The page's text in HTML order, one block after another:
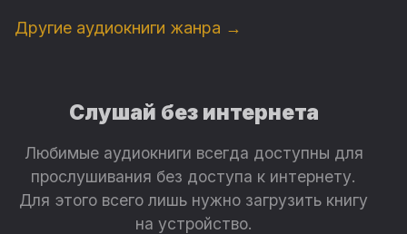
Другие аудиокниги жанра →
Слушай без интернета
Любимые аудиокниги всегда доступны для
прослушивания без доступа к интернету.
Для этого всего лишь нужно загрузить книгу
на устройство.